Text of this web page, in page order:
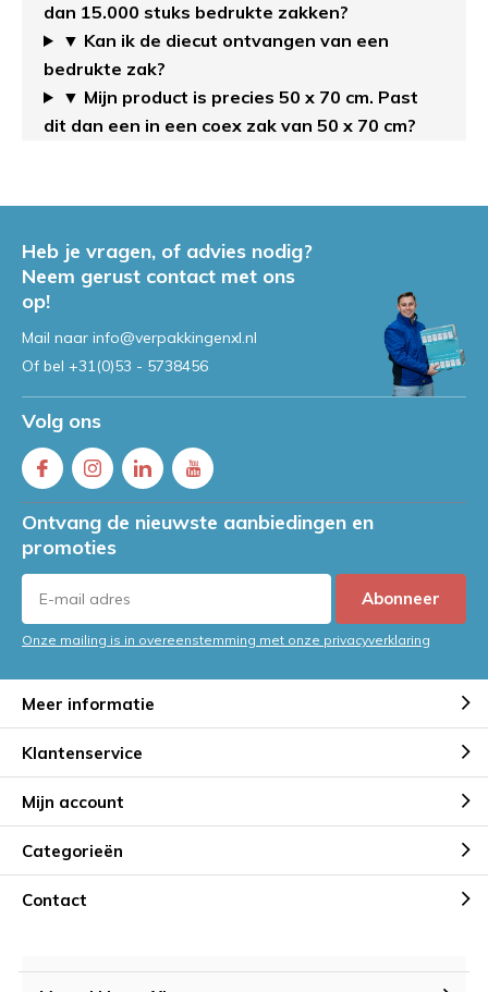
dan 15.000 stuks bedrukte zakken?
▼ Kan ik de diecut ontvangen van een
bedrukte zak?
▼ Mijn product is precies 50 x 70 cm. Past
dit dan een in een coex zak van 50 x 70 cm?
Heb je vragen, of advies nodig?
Neem gerust contact met ons
op!
Mail naar info@verpakkingenxl.nl
Of bel +31(0)53 - 5738456
Volg ons
Ontvang de nieuwste aanbiedingen en
promoties
Abonneer
Onze mailing is in overeenstemming met onze privacyverklaring
Meer informatie
Klantenservice
Mijn account
Categorieën
Contact